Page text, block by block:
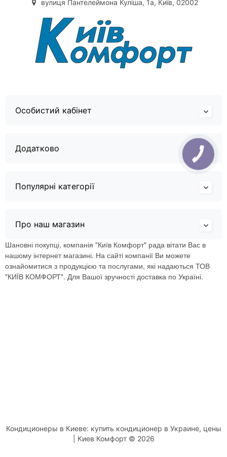
вулиця Пантелеймона Куліша, 1а, Київ, 02002
Особистий кабінет
Додатково
Популярні категорії
Про наш магазин
Шановні покупці, компанія "Київ Комфорт" рада вітати Вас в
нашому інтернет магазині. На сайті компанії Ви можете
ознайомитися з продукцією та послугами, які надаються ТОВ
"КИЇВ КОМФОРТ". Для Вашої зручності доставка по Україні.
Кондиционеры в Киеве: купить кондиционер в Украине, цены
| Киев Комфорт © 2026